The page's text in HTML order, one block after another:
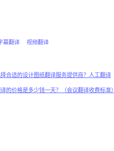
幕翻译 视频翻译
合适的设计图纸翻译服务提供商？人工翻译
的价格是多少钱一天？（会议翻译收费标准）